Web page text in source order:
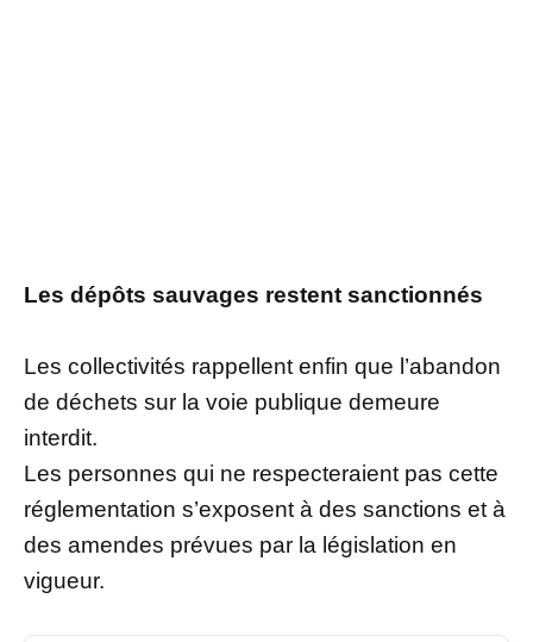
Les dépôts sauvages restent sanctionnés
Les collectivités rappellent enfin que l’abandon
de déchets sur la voie publique demeure
interdit.
Les personnes qui ne respecteraient pas cette
réglementation s’exposent à des sanctions et à
des amendes prévues par la législation en
vigueur.